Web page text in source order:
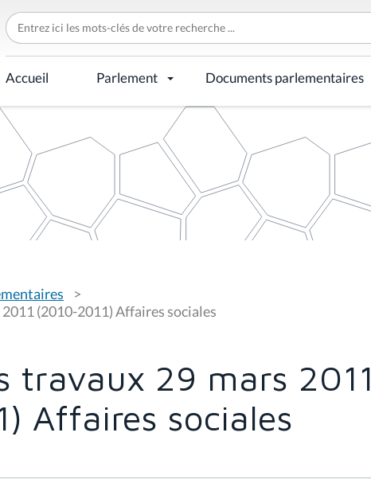
C
h
e
r
c
h
r
p
Accueil Parlement Documents parlementaires
(2010-2011) Affaires sociales
travaux 29 mars 2011
Affaires sociales